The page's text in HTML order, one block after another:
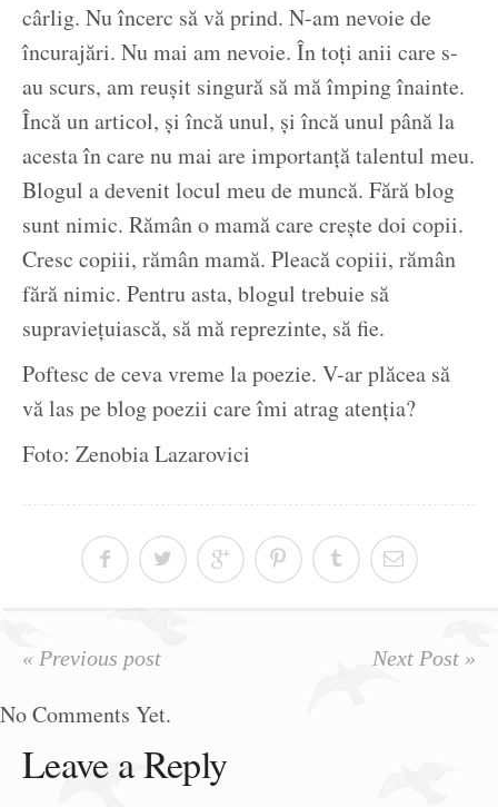
cârlig. Nu încerc să vă prind. N-am nevoie de
încurajări. Nu mai am nevoie. În toți anii care s-
au scurs, am reușit singură să mă împing înainte.
Încă un articol, și încă unul, și încă unul până la
acesta în care nu mai are importanță talentul meu.
Blogul a devenit locul meu de muncă. Fără blog
sunt nimic. Rămân o mamă care crește doi copii.
Cresc copiii, rămân mamă. Pleacă copiii, rămân
fără nimic. Pentru asta, blogul trebuie să
supraviețuiască, să mă reprezinte, să fie.
Poftesc de ceva vreme la poezie. V-ar plăcea să
vă las pe blog poezii care îmi atrag atenția?
Foto: Zenobia Lazarovici
« Previous post Next Post »
No Comments Yet.
Leave a Reply